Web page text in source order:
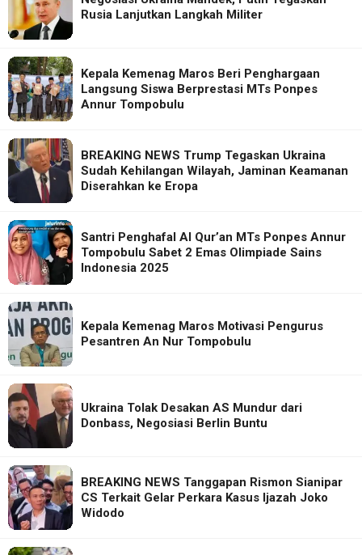
Rusia Lanjutkan Langkah Militer
Kepala Kemenag Maros Beri Penghargaan
Langsung Siswa Berprestasi MTs Ponpes
Annur Tompobulu
BREAKING NEWS Trump Tegaskan Ukraina
Sudah Kehilangan Wilayah, Jaminan Keamanan
Diserahkan ke Eropa
Santri Penghafal Al Qur’an MTs Ponpes Annur
Tompobulu Sabet 2 Emas Olimpiade Sains
Indonesia 2025
Kepala Kemenag Maros Motivasi Pengurus
Pesantren An Nur Tompobulu
Ukraina Tolak Desakan AS Mundur dari
Donbass, Negosiasi Berlin Buntu
BREAKING NEWS Tanggapan Rismon Sianipar
CS Terkait Gelar Perkara Kasus Ijazah Joko
Widodo